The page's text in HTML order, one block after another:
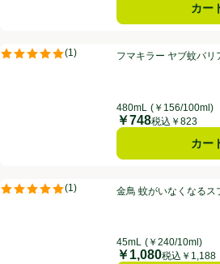
カー
フマキラー ヤブ蚊バリア 480mL
(1)
評価は1件のレビューで5点中5.0点。
フマキラー ヤブ蚊バリ
480mL (￥156/100ml)
価格
￥748税込￥823
カー
金鳥 蚊がいなくなるスプレー200回用 無
(1)
評価は1件のレビューで5点中5.0点。
金鳥 蚊がいなくなるス
45mL (￥240/10ml)
価格
￥1,080税込￥1,188